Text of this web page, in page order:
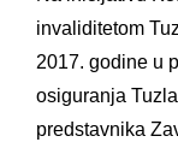
invaliditetom
2017. godine u
osiguranja
predstavnika